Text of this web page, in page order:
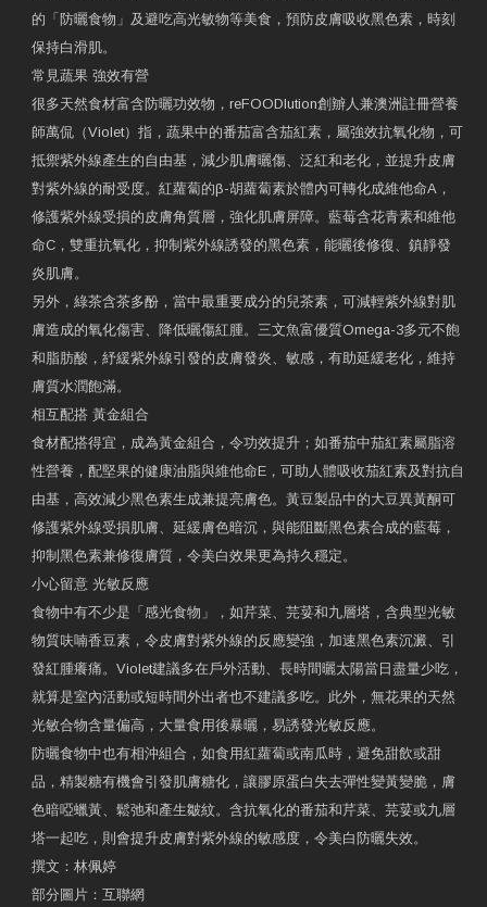
的「防曬食物」及避吃高光敏物等美食，預防皮膚吸收黑色素，時刻
保持白滑肌。
常見蔬果 強效有營
很多天然食材富含防曬功效物，reFOODlution創辧人兼澳洲註冊營養
師萬侃（Violet）指，蔬果中的番茄富含茄紅素，屬強效抗氧化物，可
抵禦紫外線產生的自由基，減少肌膚曬傷、泛紅和老化，並提升皮膚
對紫外線的耐受度。紅蘿蔔的β-胡蘿蔔素於體內可轉化成維他命A，
修護紫外線受損的皮膚角質層，強化肌膚屏障。藍莓含花青素和維他
命C，雙重抗氧化，抑制紫外線誘發的黑色素，能曬後修復、鎮靜發
炎肌膚。
另外，綠茶含茶多酚，當中最重要成分的兒茶素，可減輕紫外線對肌
膚造成的氧化傷害、降低曬傷紅腫。三文魚富優質Omega-3多元不飽
和脂肪酸，紓緩紫外線引發的皮膚發炎、敏感，有助延緩老化，維持
膚質水潤飽滿。
相互配搭 黃金組合
食材配搭得宜，成為黃金組合，令功效提升；如番茄中茄紅素屬脂溶
性營養，配堅果的健康油脂與維他命E，可助人體吸收茄紅素及對抗自
由基，高效減少黑色素生成兼提亮膚色。黃豆製品中的大豆異黃酮可
修護紫外線受損肌膚、延緩膚色暗沉，與能阻斷黑色素合成的藍莓，
抑制黑色素兼修復膚質，令美白效果更為持久穩定。
小心留意 光敏反應
食物中有不少是「感光食物」，如芹菜、芫荽和九層塔，含典型光敏
物質呋喃香豆素，令皮膚對紫外線的反應變強，加速黑色素沉澱、引
發紅腫癢痛。Violet建議多在戶外活動、長時間曬太陽當日盡量少吃，
就算是室內活動或短時間外出者也不建議多吃。此外，無花果的天然
光敏合物含量偏高，大量食用後暴曬，易誘發光敏反應。
防曬食物中也有相沖組合，如食用紅蘿蔔或南瓜時，避免甜飲或甜
品，精製糖有機會引發肌膚糖化，讓膠原蛋白失去彈性變黃變脆，膚
色暗啞蠟黃、鬆弛和產生皺紋。含抗氧化的番茄和芹菜、芫荽或九層
塔一起吃，則會提升皮膚對紫外線的敏感度，令美白防曬失效。
撰文：林佩婷
部分圖片：互聯網